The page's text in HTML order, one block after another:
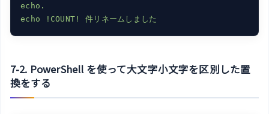
echo.
7-2. PowerShell を使って大文字小文字を区別した置
換をする